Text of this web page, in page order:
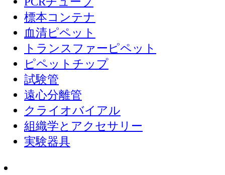
標本コンテナ
血清ピペット
トランスファーピペット
ピペットチップ
試験管
遠心分離管
クライオバイアル
組織学とアクセサリー
実験器具